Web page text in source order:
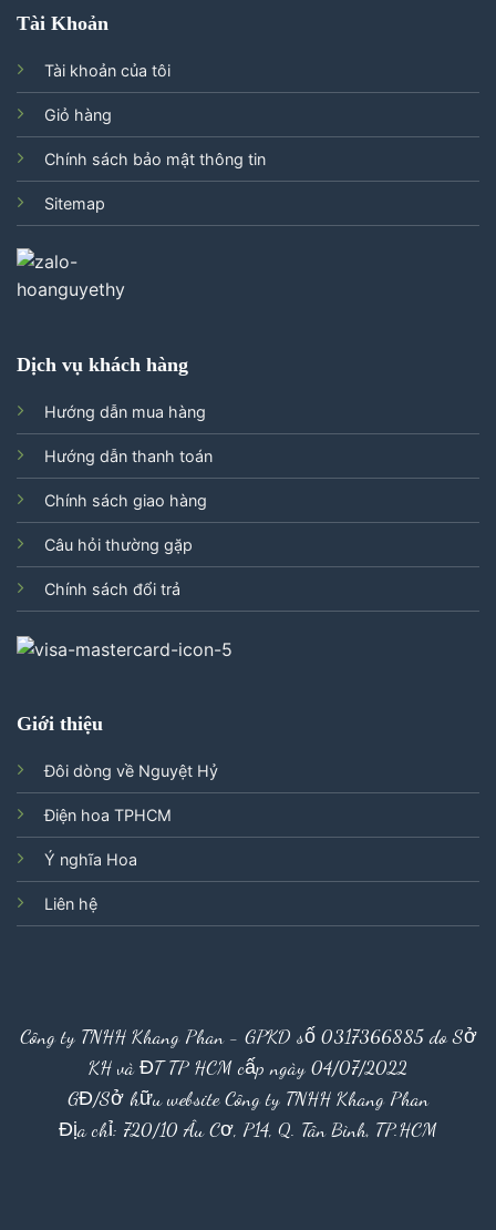
Tài Khoản
Tài khoản của tôi
Giỏ hàng
Chính sách bảo mật thông tin
Sitemap
Dịch vụ khách hàng
Hướng dẫn mua hàng
Hướng dẫn thanh toán
Chính sách giao hàng
Câu hỏi thường gặp
Chính sách đổi trả
Giới thiệu
Đôi dòng về Nguyệt Hỷ
Điện hoa TPHCM
Ý nghĩa Hoa
Liên hệ
Công ty TNHH Khang Phan - GPKD số 0317366885 do Sở
KH và ĐT TP HCM cấp ngày 04/07/2022
GĐ/Sở hữu website Công ty TNHH Khang Phan
Địa chỉ: 720/10 Âu Cơ, P14, Q. Tân Bình, TP.HCM